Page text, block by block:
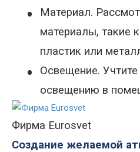
•
Материал.
материалы, такие
пластик или
•
Освещение.
освещению в
Фирма Eurosvet
Создание желаемой